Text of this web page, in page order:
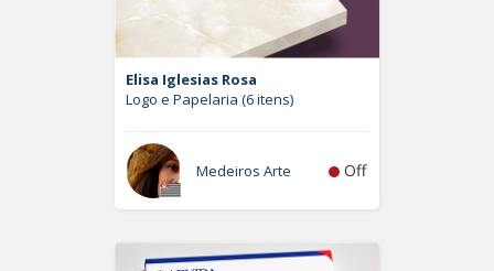
Elisa Iglesias Rosa
Logo e Papelaria (6 itens)
Medeiros Arte Off